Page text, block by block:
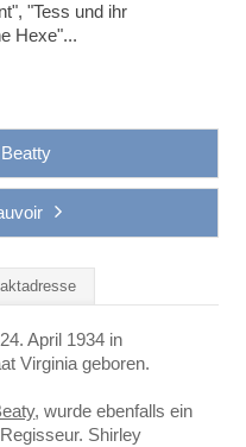
"Tess und ihr
Hexe"...
April 1934 in
Virginia geboren.
, wurde ebenfalls ein
Shirley